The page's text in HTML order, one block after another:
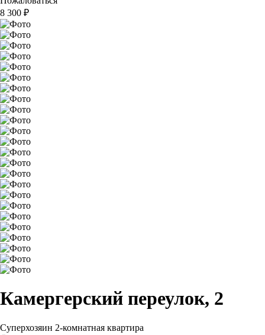
8 300 ₽
Камергерский переулок, 2
Суперхозяин 2-комнатная квартира